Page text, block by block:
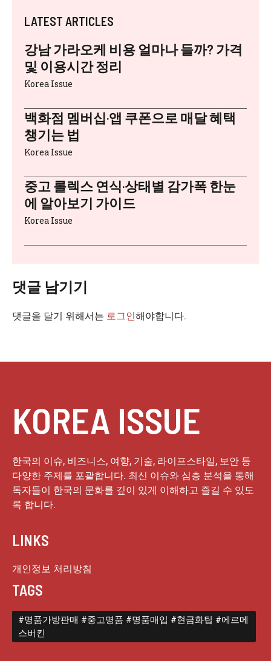
LATEST ARTICLES
강남 가라오케 비용 얼마나 들까? 가격
및 이용시간 정리
Korea Issue
백화점 멤버십·앱 쿠폰으로 매달 혜택
챙기는 법
Korea Issue
중고 롤렉스 연식·상태별 감가폭 한눈
에 알아보기 가이드
Korea Issue
댓글 남기기
댓글을 달기 위해서는 로그인해야합니다.
KOREA ISSUE
한국의 이슈, 비즈니스, 여향, 기술, 라이프스타일, 보안 등
다양한 주제를 포괄합니다. 최신 이슈와 심층 분석을 통해
독자들이 한국의 문화를 깊이 있게 이해하고 즐길 수 있도
록 합니다.
LINKS
개인정보 처리방침
TAGS
#명품가방판매 #중고명품 #명품매입 #현금화팁 #에르메
스버킨